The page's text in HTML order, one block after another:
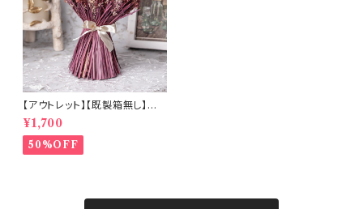
【アウトレット】【既製箱無し】ロ
ーズが主役のドライフラワーブ
ーケ (b8527)
¥1,700
50%OFF